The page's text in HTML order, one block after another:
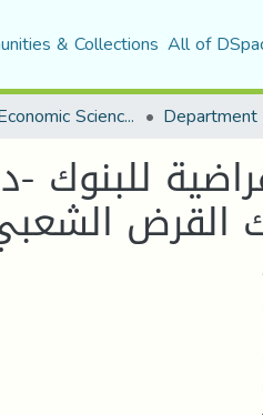
& Collections All of
Faculty of Economic Sciences, Commerce and Management Sciences
للبنوك -